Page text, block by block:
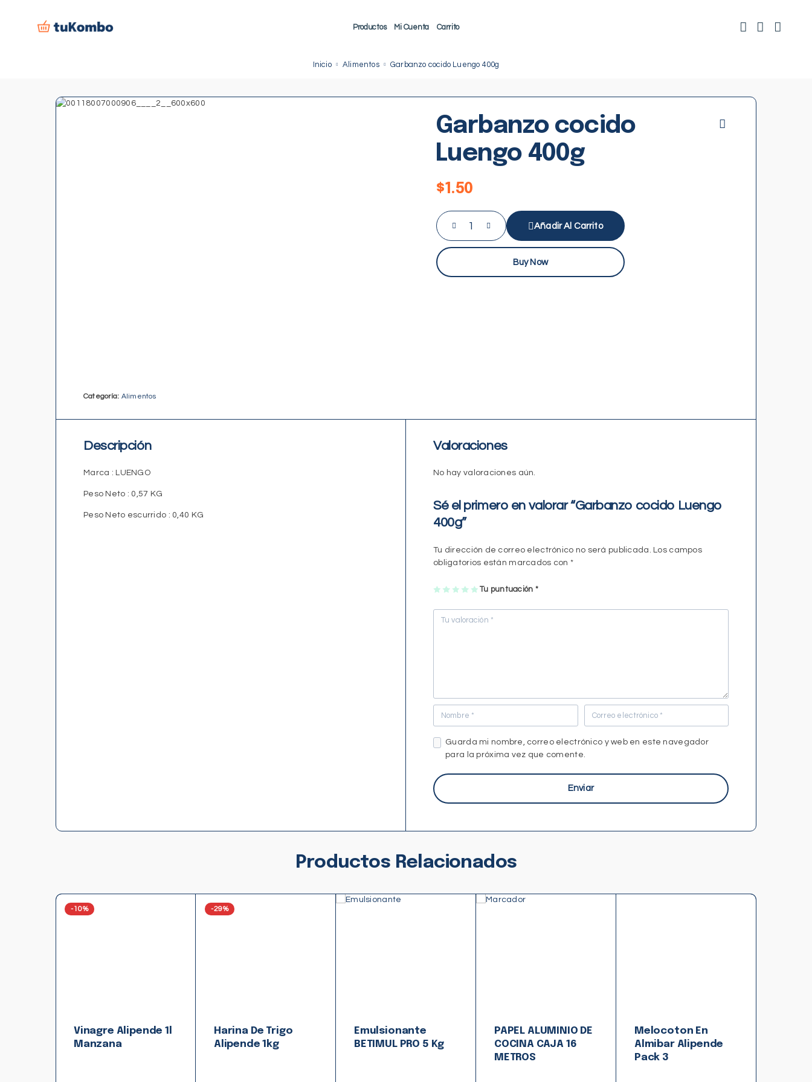
Productos Mi Cuenta Carrito
Inicio Alimentos Garbanzo cocido Luengo 400g
Categoría: Alimentos
Garbanzo cocido
Luengo 400g
$1.50
Añadir Al Carrito
Buy Now
Descripción
Marca : LUENGO
Peso Neto : 0,57 KG
Peso Neto escurrido : 0,40 KG
Valoraciones
No hay valoraciones aún.
Sé el primero en valorar “Garbanzo cocido Luengo
400g”
Tu dirección de correo electrónico no será publicada. Los campos
obligatorios están marcados con *
Tu puntuación *
1 2 3 4 5
Guarda mi nombre, correo electrónico y web en este navegador
para la próxima vez que comente.
Productos Relacionados
-10%
Vinagre Alipende 1l
Manzana
-29%
Harina De Trigo
Alipende 1kg
Emulsionante
BETIMUL PRO 5 Kg
PAPEL ALUMINIO DE
COCINA CAJA 16
METROS
Melocoton En
Almibar Alipende
Pack 3